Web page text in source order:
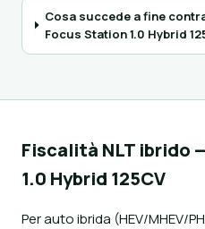
Cosa succede a fine
Focus Station 1.0 Hybrid
Fiscalità NLT ibrido
1.0 Hybrid 125CV
Per auto ibrida (HEV/MHEV/